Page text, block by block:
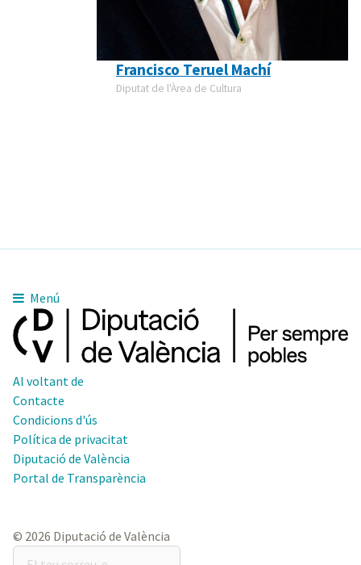
Francisco Teruel Machí
Diputat de l'Àrea de Cultura
Menú
Al voltant de
Contacte
Condicions d'ús
Política de privacitat
Diputació de València
Portal de Transparència
© 2026 Diputació de València